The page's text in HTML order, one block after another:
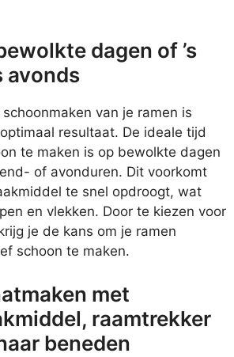
dagen of ’s
avonds
van je ramen is
resultaat. De ideale tijd
te maken is op bewolkte dagen
of avonduren. Dit voorkomt
te snel opdroogt, wat
en vlekken. Door te kiezen voor
je de kans om je ramen
schoon te maken.
met
raamtrekker
beneden